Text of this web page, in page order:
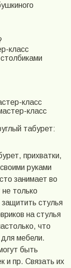
класс
класс
класс
табурет:
прихватки,
руками
занимает во
только
стулья
на стулья
что
для мебели.
быть
и пр. Связать их